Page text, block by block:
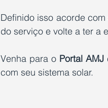
Definido isso acorde
do serviço e volte a ter a
Venha para o Portal AMJ
com seu sistema solar.